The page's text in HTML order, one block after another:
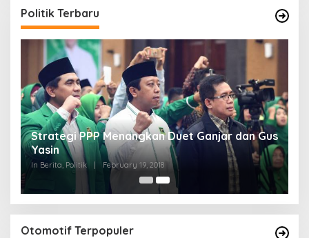
Politik Terbaru
Strategi PPP Menangkan Duet Ganjar dan Gus
Yasin
In Berita, Politik | February 19, 2018
Otomotif Terpopuler